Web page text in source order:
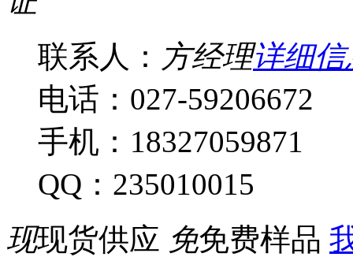
联系人： 方经理详细信
电话：027-59206672
手机：18327059871
QQ：235010015
现现货供应 免免费样品